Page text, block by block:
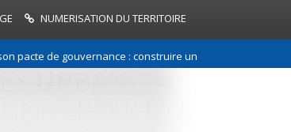
NUMERISATION DU TERRITOIRE
pacte de gouvernance : construire une relation de